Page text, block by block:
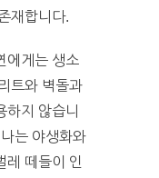
재합니다.
에게는 생소
트와 벽돌과
하지 않습니
는 야생화와
레 떼들이 인